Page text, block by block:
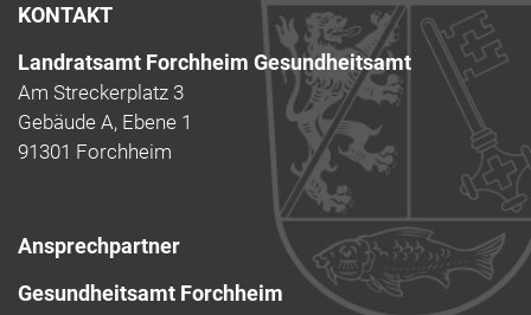
KONTAKT
Landratsamt Forchheim Gesundheitsamt
Am Streckerplatz 3
Gebäude A, Ebene 1
91301 Forchheim
Ansprechpartner
Gesundheitsamt Forchheim